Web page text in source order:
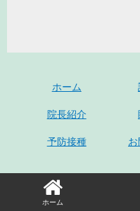
ホーム
院長紹介
予防接種
ホーム